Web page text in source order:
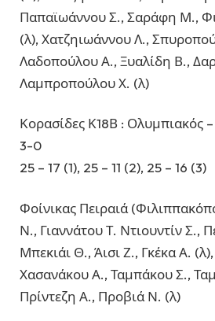
Παπαϊωάννου Σ., Σαράφη Μ.,
(λ), Χατζηιωάννου Λ.,
Λαδοπούλου Α., Ξυαλίδη Β.,
Λαμπροπούλου Χ. (λ)
Κορασίδες Κ18Β : Ολυμπιακός
3-0
25 – 17 (1), 25 – 11 (2), 25 – 16 (3)
Φοίνικας Πειραιά
Ν., Γιαννάτου Τ. Ντιουντίν Σ.,
Μπεκιάι Θ., Άισι Ζ., Γκέκα Α.
Χασανάκου Α., Ταμπάκου Σ.,
Πρίντεζη Α., Προβιά Ν. (λ)